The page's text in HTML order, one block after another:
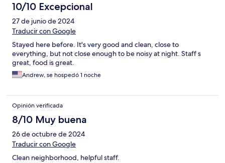
10/10 Excepcional
27 de junio de 2024
Traducir con Google
Stayed here before. It's very good and clean, close to
everything, but not close enough to be noisy at night. Staff s
great, food is great.
Andrew, se hospedó 1 noche
Opinión verificada
8/10 Muy buena
26 de octubre de 2024
Traducir con Google
Clean neighborhood, helpful staff.